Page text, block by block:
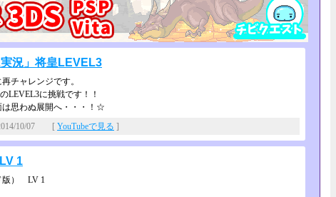
実況」将皇LEVEL3
チャレンジです。
LEVEL3に挑戦です！！
は思わぬ展開へ・・・！☆
10/07 [ YouTubeで見る ]
1
版） LV 1